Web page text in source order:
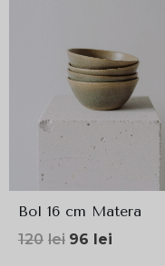
Bol 16 cm Matera
120 lei Prețul
96 lei